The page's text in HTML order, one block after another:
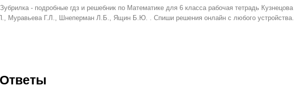
Зубрилка - подробные гдз и решебник по Математике для 6 класса рабочая тетрадь Кузнецова
Муравьева Г.Л., Шнеперман Л.Б., Ящин Б.Ю. . Спиши решения онлайн с любого устройства.